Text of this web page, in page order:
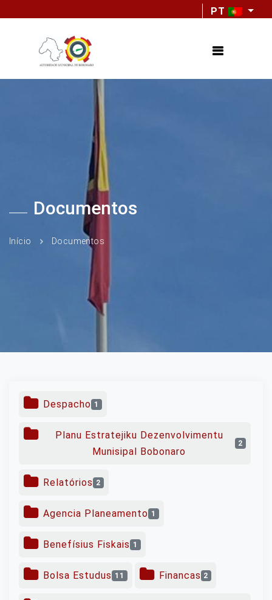
PT
Documentos
Início Documentos
Despacho 1
Planu Estratejiku Dezenvolvimentu
Munisipal Bobonaro
2
Relatórios 2
Agencia Planeamento 1
Benefísius Fiskais 1
Bolsa Estudus 11 Financas 2